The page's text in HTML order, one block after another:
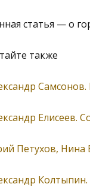
статья — о
также
Самсонов.
Елисеев.
Петухов, Нина